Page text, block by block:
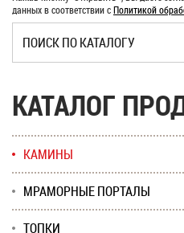
данных в соответствии сПолитикой
КАТАЛОГ
КАМИНЫ
МРАМОРНЫЕ ПОРТАЛЫ
ТОПКИ